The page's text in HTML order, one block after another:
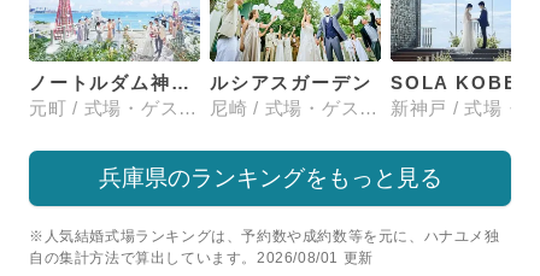
ノートルダム神戸/FIVESTAR WEDDING
元町 / 式場・ゲストハウス
ルシアスガーデン
尼崎 / 式場・ゲストハウス
SOLA KOBE
兵庫県のランキングをもっと見る
※人気結婚式場ランキングは、予約数や成約数等を元に、ハナユメ独
自の集計方法で算出しています。2026/08/01 更新